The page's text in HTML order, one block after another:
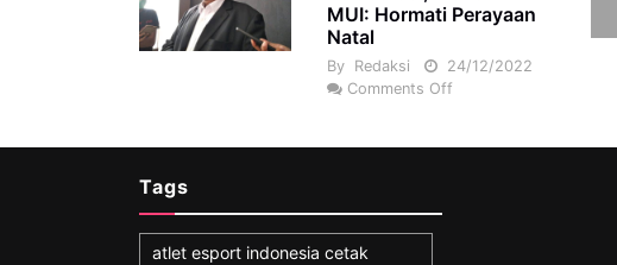
MUI: Hormati Perayaan
Natal
By Redaksi
24/12/2022
Comments Off
Tags
atlet esport indonesia cetak